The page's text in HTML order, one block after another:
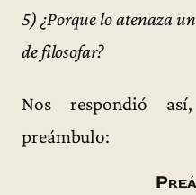
5) ¿Porque lo atenaza
de filosofar?
Nos respondió
preámbulo: